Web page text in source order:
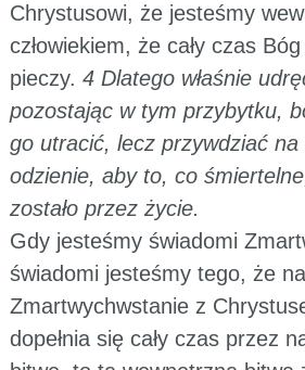
Chrystusowi, że jesteśmy
człowiekiem, że cały czas
pieczy. 4 Dlatego właśnie
pozostając w tym przybytku,
go utracić, lecz przywdziać na
odzienie, aby to, co
zostało przez życie.
Gdy jesteśmy świadomi
świadomi jesteśmy tego, że
Zmartwychwstanie z
dopełnia się cały czas przez